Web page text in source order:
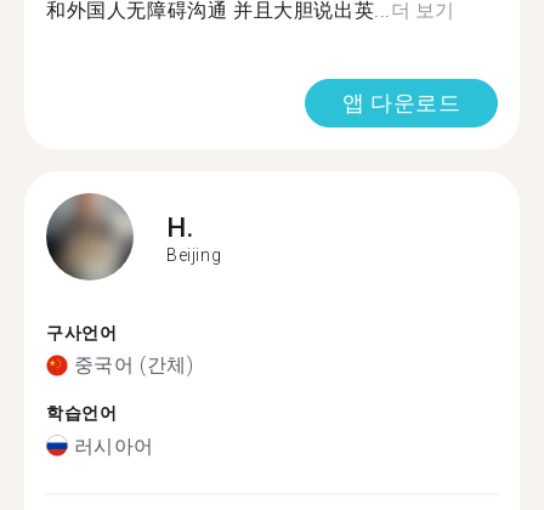
和外国人无障碍沟通 并且大胆说出英... 더 보기
앱 다운로드
H.
Beijing
구사언어
중국어 (간체)
학습언어
러시아어